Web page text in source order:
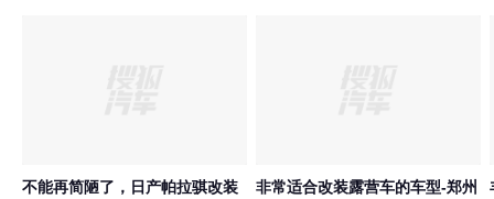
不能再简陋了，日产帕拉骐改装
非常适合改装露营车的车型-郑州